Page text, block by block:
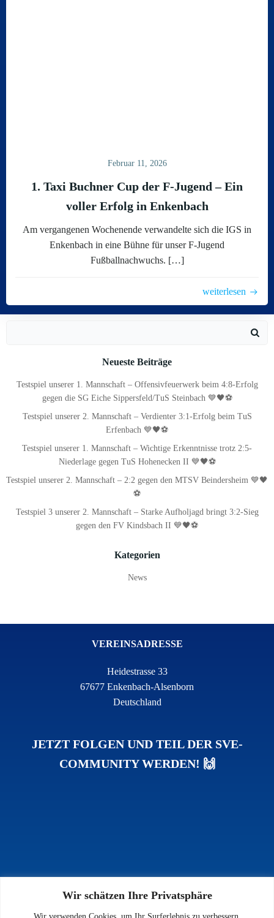
Wir schätzen Ihre Privatsphäre
Wir verwenden Cookies, um Ihr Surferlebnis zu verbessern,
Februar 11, 2026
1. Taxi Buchner Cup der F-Jugend – Ein
voller Erfolg in Enkenbach
Am vergangenen Wochenende verwandelte sich die IGS in
Enkenbach in eine Bühne für unser F-Jugend
Fußballnachwuchs. […]
weiterlesen
Neueste Beiträge
Testspiel unserer 1. Mannschaft – Offensivfeuerwerk beim 4:8-Erfolg
gegen die SG Eiche Sippersfeld/TuS Steinbach 💙🖤⚽
Testspiel unserer 2. Mannschaft – Verdienter 3:1-Erfolg beim TuS
Erfenbach 💙🖤⚽
Testspiel unserer 1. Mannschaft – Wichtige Erkenntnisse trotz 2:5-
Niederlage gegen TuS Hohenecken II 💙🖤⚽
Testspiel unserer 2. Mannschaft – 2:2 gegen den MTSV Beindersheim 💙🖤
⚽
Testspiel 3 unserer 2. Mannschaft – Starke Aufholjagd bringt 3:2-Sieg
gegen den FV Kindsbach II 💙🖤⚽
Kategorien
News
VEREINSADRESSE
Heidestrasse 33
67677 Enkenbach-Alsenborn
Deutschland
JETZT FOLGEN UND TEIL DER SVE-
COMMUNITY WERDEN! 🙌
INFOS